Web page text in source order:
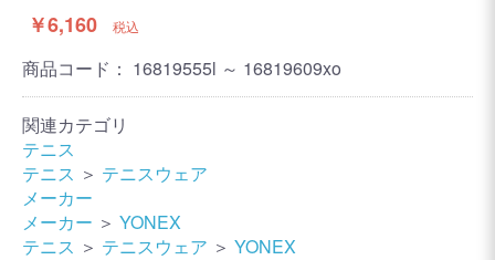
￥6,160 税込
商品コード： 16819555l ～ 16819609xo
関連カテゴリ
テニス
テニス ＞ テニスウェア
メーカー
メーカー ＞ YONEX
テニス ＞ テニスウェア ＞ YONEX